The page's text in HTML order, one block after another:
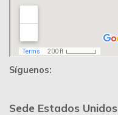
Síguenos:
Sede Estados Unidos